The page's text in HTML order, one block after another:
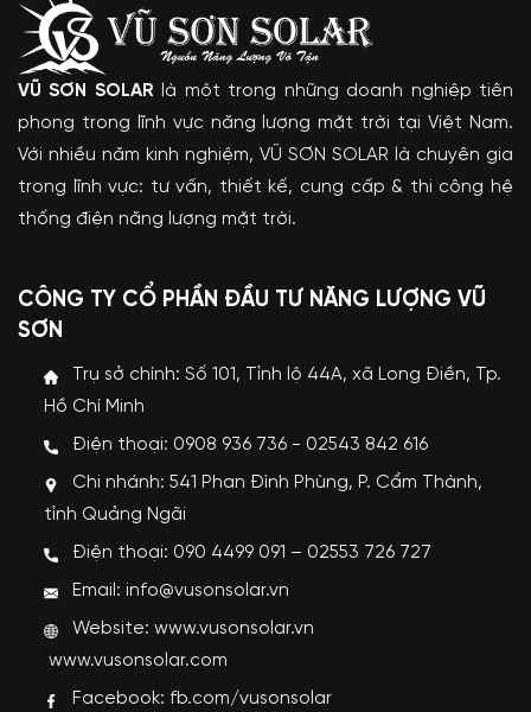
VŨ SƠN SOLAR là một trong những doanh nghiệp tiên
phong trong lĩnh vực năng lượng mặt trời tại Việt Nam.
Với nhiều năm kinh nghiệm, VŨ SƠN SOLAR là chuyên gia
trong lĩnh vực: tư vấn, thiết kế, cung cấp & thi công hệ
thống điện năng lượng mặt trời.
CÔNG TY CỔ PHẦN ĐẦU TƯ NĂNG LƯỢNG VŨ
SƠN
Trụ sở chính: Số 101, Tỉnh lộ 44A, xã Long Điền, Tp.
Hồ Chí Minh
Điện thoại: 0908 936 736 - 02543 842 616
Chi nhánh: 541 Phan Đình Phùng, P. Cẩm Thành,
tỉnh Quảng Ngãi
Điện thoại: 090 4499 091 – 02553 726 727
Email: info@vusonsolar.vn
Website:www.vusonsolar.vn
www.vusonsolar.com
Facebook: fb.com/vusonsolar